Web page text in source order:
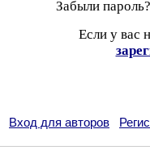
Забыли пароль?
Если у вас
Вход для авторов